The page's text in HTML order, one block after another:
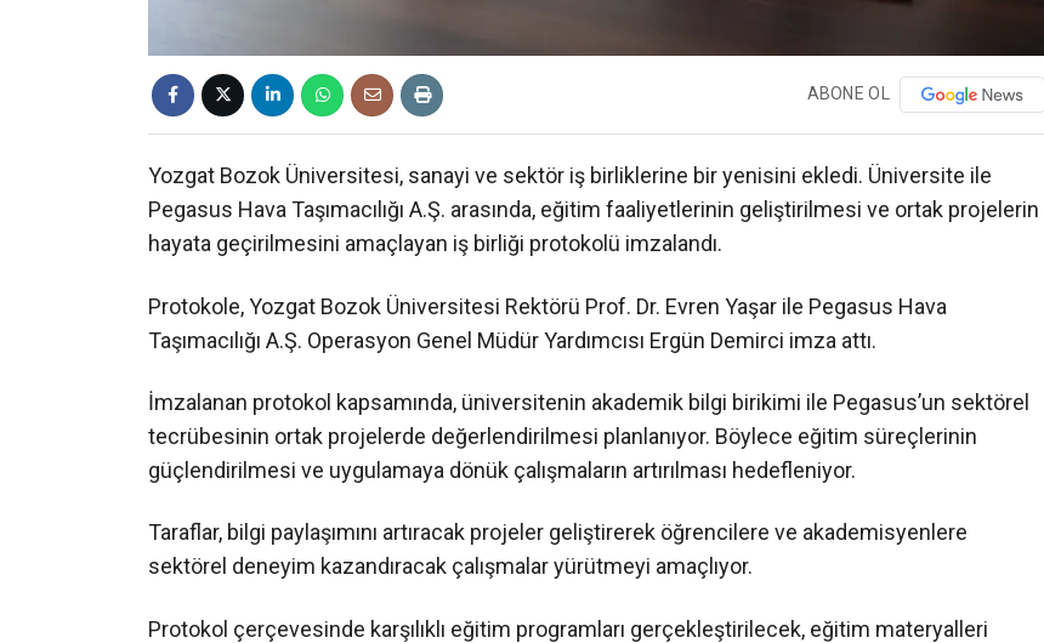
ABONE OL
Yozgat Bozok Üniversitesi, sanayi ve sektör iş birliklerine bir yenisini ekledi. Üniversite ile
Pegasus Hava Taşımacılığı A.Ş. arasında, eğitim faaliyetlerinin geliştirilmesi ve ortak projelerin
hayata geçirilmesini amaçlayan iş birliği protokolü imzalandı.
Protokole, Yozgat Bozok Üniversitesi Rektörü Prof. Dr. Evren Yaşar ile Pegasus Hava
Taşımacılığı A.Ş. Operasyon Genel Müdür Yardımcısı Ergün Demirci imza attı.
İmzalanan protokol kapsamında, üniversitenin akademik bilgi birikimi ile Pegasus’un sektörel
tecrübesinin ortak projelerde değerlendirilmesi planlanıyor. Böylece eğitim süreçlerinin
güçlendirilmesi ve uygulamaya dönük çalışmaların artırılması hedefleniyor.
Taraflar, bilgi paylaşımını artıracak projeler geliştirerek öğrencilere ve akademisyenlere
sektörel deneyim kazandıracak çalışmalar yürütmeyi amaçlıyor.
Protokol çerçevesinde karşılıklı eğitim programları gerçekleştirilecek, eğitim materyalleri